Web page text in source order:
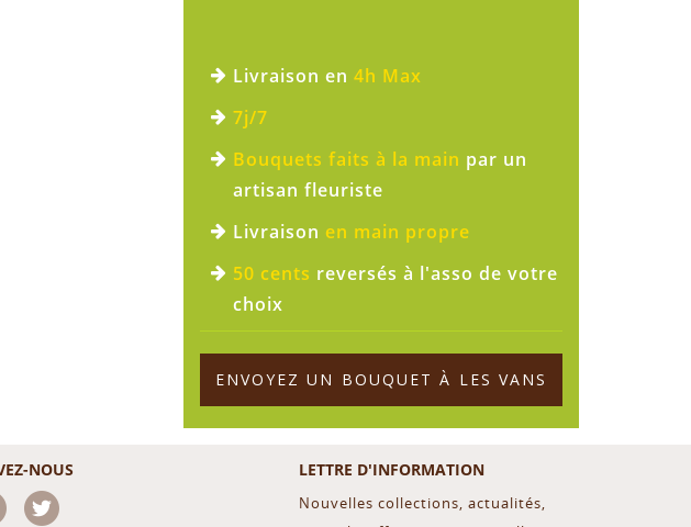
Livraison en 4h Max
7j/7
Bouquets faits à la main par un
artisan fleuriste
Livraison en main propre
50 cents reversés à l'asso de votre
choix
ENVOYEZ UN BOUQUET À LES VANS
NOUS
Facebook
LETTRE D'INFORMATION
Nouvelles collections, actualités,